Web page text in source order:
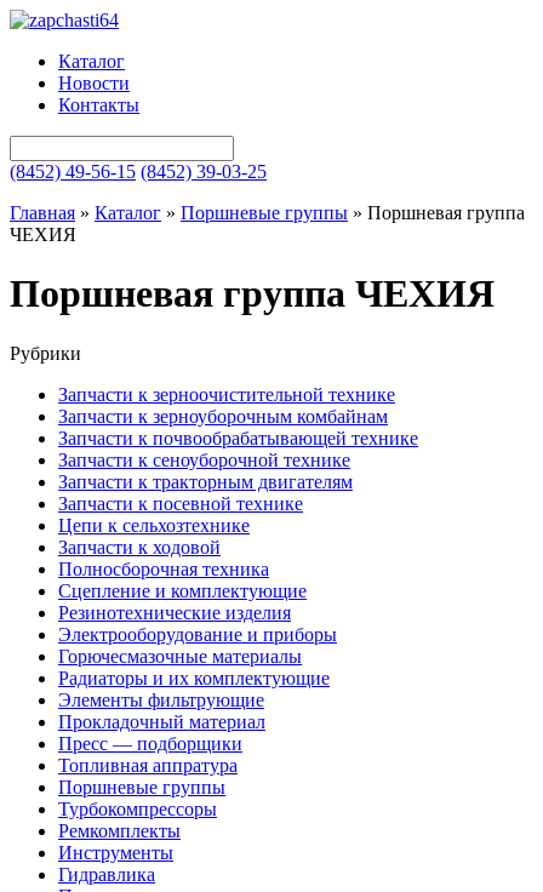
Каталог
Новости
Контакты
(8452) 49-56-15 (8452) 39-03-25
Главная » Каталог » Поршневые группы » Поршневая группа
ЧЕХИЯ
Поршневая группа ЧЕХИЯ
Рубрики
Запчасти к зерноочистительной технике
Запчасти к зерноуборочным комбайнам
Запчасти к почвообрабатывающей технике
Запчасти к сеноуборочной технике
Запчасти к тракторным двигателям
Запчасти к посевной технике
Цепи к сельхозтехнике
Запчасти к ходовой
Полносборочная техника
Сцепление и комплектующие
Резинотехнические изделия
Электрооборудование и приборы
Горючесмазочные материалы
Радиаторы и их комплектующие
Элементы фильтрующие
Прокладочный материал
Пресс — подборщики
Топливная аппратура
Поршневые группы
Турбокомпрессоры
Ремкомплекты
Инструменты
Гидравлика